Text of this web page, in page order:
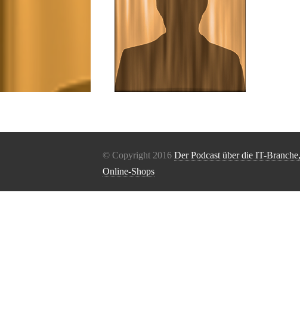
© Copyright 2016 Der Podcast über die IT-
Online-Shops